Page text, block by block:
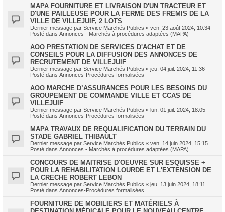
MAPA FOURNITURE ET LIVRAISON D'UN TRACTEUR ET
D'UNE PAILLEUSE POUR LA FERME DES FREMIS DE LA
VILLE DE VILLEJUIF, 2 LOTS
Dernier message par Service Marchés Publics « ven. 23 août 2024, 10:34
Posté dans Annonces - Marchés à procédures adaptées (MAPA)
AOO PRESTATION DE SERVICES D'ACHAT ET DE
CONSEILS POUR LA DIFFUSION DES ANNONCES DE
RECRUTEMENT DE VILLEJUIF
Dernier message par Service Marchés Publics « jeu. 04 juil. 2024, 11:36
Posté dans Annonces-Procédures formalisées
AOO MARCHE D’ASSURANCES POUR LES BESOINS DU
GROUPEMENT DE COMMANDE VILLE ET CCAS DE
VILLEJUIF
Dernier message par Service Marchés Publics « lun. 01 juil. 2024, 18:05
Posté dans Annonces-Procédures formalisées
MAPA TRAVAUX DE REQUALIFICATION DU TERRAIN DU
STADE GABRIEL THIBAULT
Dernier message par Service Marchés Publics « ven. 14 juin 2024, 15:15
Posté dans Annonces - Marchés à procédures adaptées (MAPA)
CONCOURS DE MAITRISE D'OEUVRE SUR ESQUISSE +
POUR LA REHABILITATION LOURDE ET L'EXTENSION DE
LA CRECHE ROBERT LEBON
Dernier message par Service Marchés Publics « jeu. 13 juin 2024, 18:11
Posté dans Annonces-Procédures formalisées
FOURNITURE DE MOBILIERS ET MATÉRIELS À